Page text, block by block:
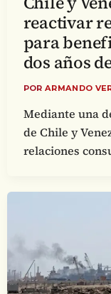
reactivar
para
dos años
POR ARMANDO
Mediante una
de Chile y
relaciones